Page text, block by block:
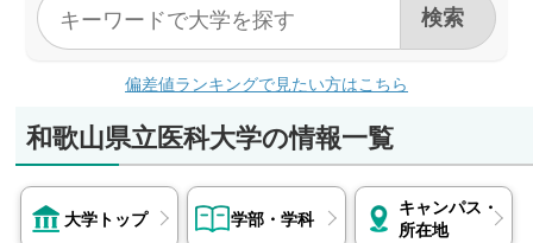
偏差値ランキングで見たい方はこちら
和歌山県立医科大学の情報一覧
大学トップ 学部・学科
キャンパス・
所在地